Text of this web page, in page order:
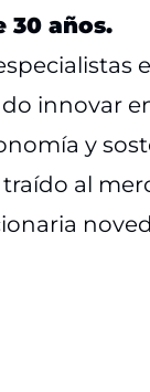
30 años.
innovar
y
al